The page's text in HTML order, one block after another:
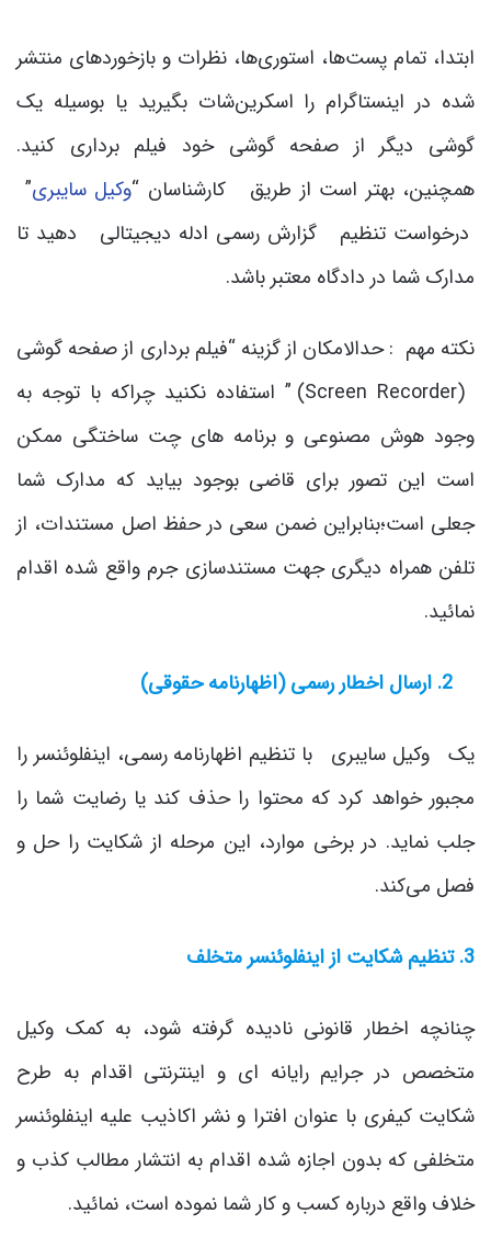
ابتدا، تمام پست‌ها، استوری‌ها، نظرات و بازخوردهای منتشر
شده در اینستاگرام را اسکرین‌شات بگیرید یا بوسیله یک
گوشی دیگر از صفحه گوشی خود فیلم برداری کنید.
همچنین، بهتر است از طریق کارشناسان “وکیل سایبری”
درخواست تنظیم گزارش رسمی ادله دیجیتالی دهید تا
مدارک شما در دادگاه معتبر باشد.
نکته مهم : حدالامکان از گزینه “فیلم برداری از صفحه گوشی
(Screen Recorder) ” استفاده نکنید چراکه با توجه به
وجود هوش مصنوعی و برنامه های چت ساختگی ممکن
است این تصور برای قاضی بوجود بیاید که مدارک شما
جعلی است؛بنابراین ضمن سعی در حفظ اصل مستندات، از
تلفن همراه دیگری جهت مستندسازی جرم واقع شده اقدام
نمائید.
2. ارسال اخطار رسمی (اظهارنامه حقوقی)
یک وکیل سایبری با تنظیم اظهارنامه رسمی، اینفلوئنسر را
مجبور خواهد کرد که محتوا را حذف کند یا رضایت شما را
جلب نماید. در برخی موارد، این مرحله از شکایت را حل و
فصل می‌کند.
3. تنظیم شکایت از اینفلوئنسر متخلف
چنانچه اخطار قانونی نادیده گرفته شود، به کمک وکیل
متخصص در جرایم رایانه ای و اینترنتی اقدام به طرح
شکایت کیفری با عنوان افترا و نشر اکاذیب علیه اینفلوئنسر
متخلفی که بدون اجازه شده اقدام به انتشار مطالب کذب و
خلاف واقع درباره کسب و کار شما نموده است، نمائید.